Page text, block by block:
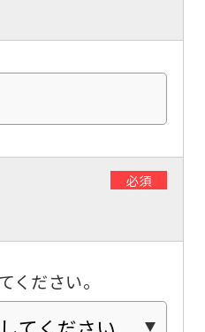
必須
ください。